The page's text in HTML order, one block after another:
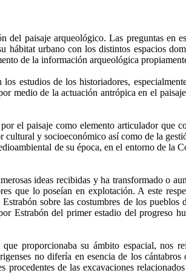
del paisaje arqueológico. Las preguntas en
urbano con los distintos espacios
de la información arqueológica
estudios de los historiadores,
medio de la actuación antrópica en el
el paisaje como elemento articulador que
y socioeconómico así como de la
de su época, en el entorno de la
ideas recibidas y ha transformado o
que lo poseían en explotación. A este
sobre las costumbres de los pueblos
Estrabón del primer estadio del progreso
proporcionaba su ámbito espacial, nos
no difería en esencia de los
de las excavaciones